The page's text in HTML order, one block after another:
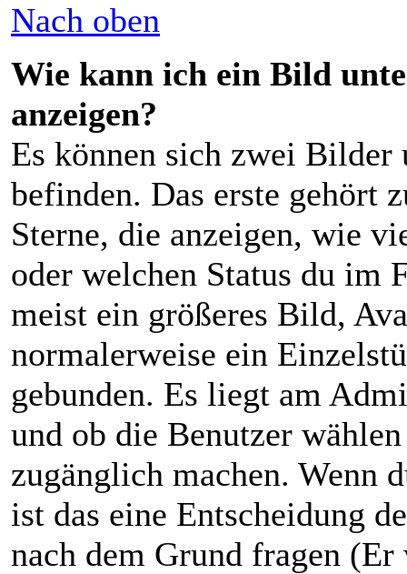
Nach oben
Wie kann ich ein Bild
anzeigen?
Es können sich zwei Bilder
befinden. Das erste gehört
Sterne, die anzeigen, wie
oder welchen Status du im
meist ein größeres Bild,
normalerweise ein
gebunden. Es liegt am
und ob die Benutzer
zugänglich machen. Wenn
ist das eine Entscheidung
nach dem Grund fragen